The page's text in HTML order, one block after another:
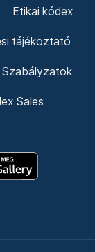
Etikai kódex
tájékoztató
Szabályzatok
Sales